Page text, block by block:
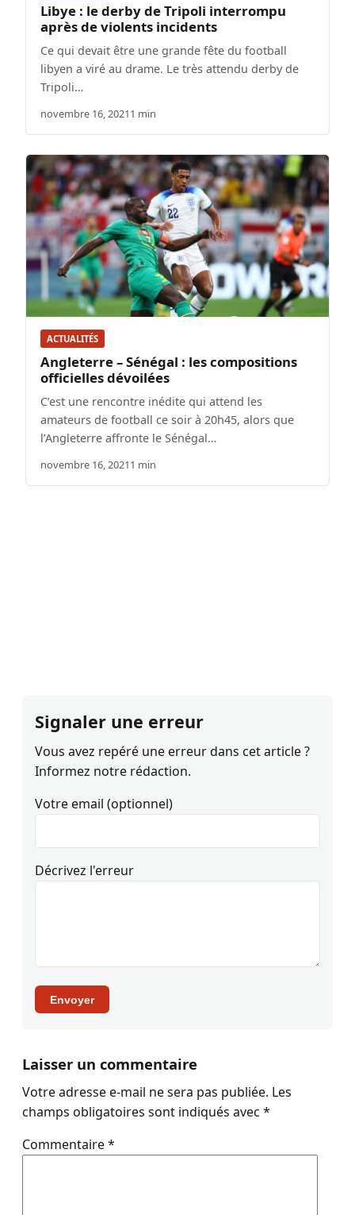
Libye : le derby de Tripoli interrompu
après de violents incidents
Ce qui devait être une grande fête du football
libyen a viré au drame. Le très attendu derby de
Tripoli…
novembre 16, 20211 min
ACTUALITÉS
Angleterre – Sénégal : les compositions
officielles dévoilées
C’est une rencontre inédite qui attend les
amateurs de football ce soir à 20h45, alors que
l’Angleterre affronte le Sénégal…
novembre 16, 20211 min
Signaler une erreur
Vous avez repéré une erreur dans cet article ?
Informez notre rédaction.
Votre email (optionnel)
Décrivez l'erreur
Envoyer
Laisser un commentaire
Votre adresse e-mail ne sera pas publiée. Les
champs obligatoires sont indiqués avec *
Commentaire*